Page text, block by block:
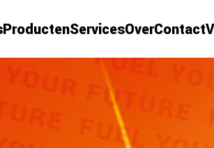
ProductenServicesOverContact